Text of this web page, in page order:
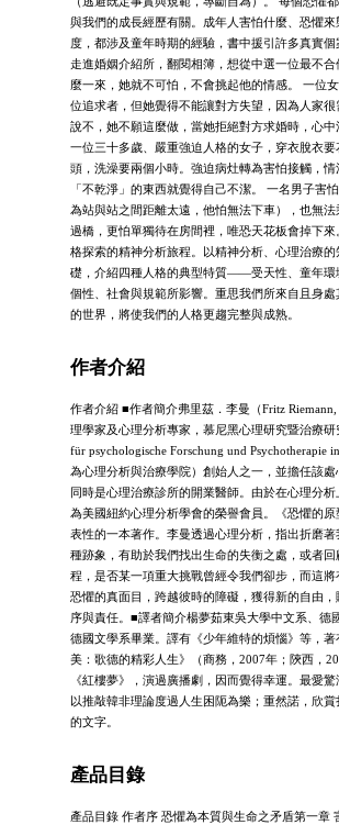
與我們的成長經歷有關。成年人害怕什麼、恐懼
度，都涉及童年時期的經驗，書中援引許多真實個
走進婚姻介紹所，翻閱相簿，想從中選一位最不合
麼一來，她就不可怕，不會挑起他的情感。 一位
位追求者，但她覺得不能讓對方失望，因為人家
說不，她不願這麼做，當她拒絕對方求婚時，心中
一位三十多歲、嚴重強迫人格的女子，穿衣脫衣
頭，洗澡要兩個小時。強迫病灶轉為害怕接觸，情
「不乾淨」的東西就覺得自己不潔。 一名男子害
為站與站之間距離太遠，他怕無法下車），也無
過橋，更怕單獨待在房間裡，唯恐天花板會掉下來
格探索的精神分析旅程。以精神分析、心理治療
礎，介紹四種人格的典型特質——受天性、童年環
個性、社會與規範所影響。重思我們所來自且身
的世界，將使我們的人格更趨完整與成熟。
作者介紹
作者介紹 ■作者簡介弗里茲．李曼（Fritz
理學家及心理分析專家，慕尼黑心理研究暨治療研
für psychologische Forschung und Psychotherapie
為心理分析與治療學院）創始人之一，並擔任該處
同時是心理治療診所的開業醫師。由於在心理分
為美國紐約心理分析學會的榮譽會員。《恐懼的
表性的一本著作。李曼透過心理分析，指出折磨
種跡象，有助於我們找出生命的失衡之處，或者
程，是否某一項重大挑戰曾經令我們卻步，而這將
恐懼的真面目，跨越彼時的障礙，獲得新的自由
序與責任。■譯者簡介楊夢茹東吳大學中文系、德
德國文學系畢業。譯有《少年維特的煩惱》等，著
美：歌德的精彩人生》（商務，2007年；陝西，
《紅樓夢》，演過廣播劇，因而覺得幸運。最愛驚
以推敲韓非理論度過人生困阨為樂；重然諾，欣
的文字。
產品目錄
產品目錄 作者序 恐懼為本質與生命之矛盾第一章